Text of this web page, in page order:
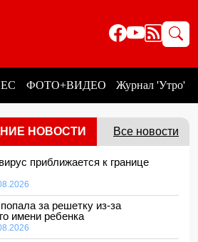
ФОТО+ВИДЕО Журнал 'Утро'
НОВОСТИ Все новости
приближается к границе
за решетку из-за
имени ребенка